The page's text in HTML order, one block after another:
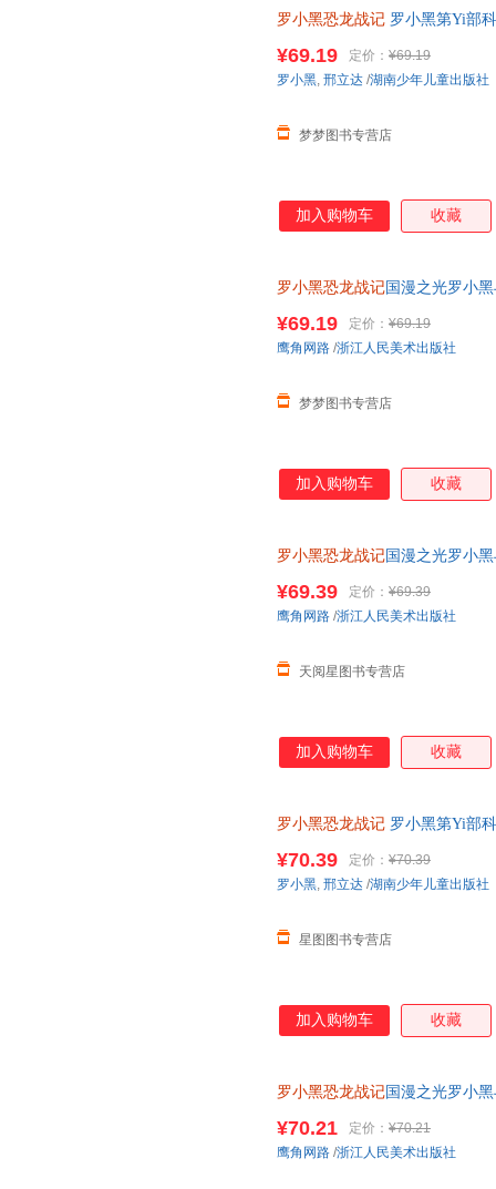
罗小黑恐龙战记 罗小黑第Yi部
¥69.19 定价： ¥69.19
梦梦图书专营店
罗小黑, 邢立达 /湖南少年儿童出版社
加入购物车 收藏
罗小黑恐龙战记 国漫之光罗小
¥69.19 定价： ¥69.19
梦梦图书专营店
鹰角网路 /浙江人民美术出版社
加入购物车 收藏
罗小黑恐龙战记 国漫之光罗小
¥69.39 定价： ¥69.39
天阅星图书专营店
鹰角网路 /浙江人民美术出版社
加入购物车 收藏
罗小黑恐龙战记 罗小黑第Yi部
¥70.39 定价： ¥70.39
星图图书专营店
罗小黑, 邢立达 /湖南少年儿童出版社
加入购物车 收藏
罗小黑恐龙战记 国漫之光罗小
¥70.21 定价： ¥70.21
鹰角网路 /浙江人民美术出版社